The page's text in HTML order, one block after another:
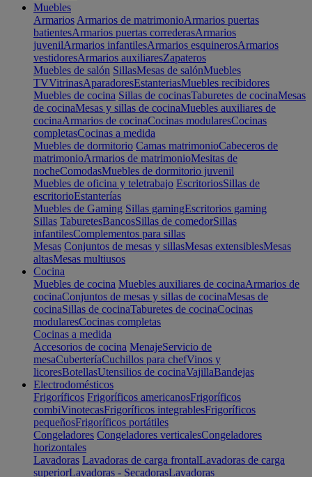
Muebles
Armarios Armarios de matrimonioArmarios puertas
batientesArmarios puertas correderasArmarios
juvenilArmarios infantilesArmarios esquinerosArmarios
vestidoresArmarios auxiliaresZapateros
Muebles de salón SillasMesas de salónMuebles
TVVitrinasAparadoresEstanteriasMuebles recibidores
Muebles de cocina Sillas de cocinasTaburetes de cocinaMesas
de cocinaMesas y sillas de cocinaMuebles auxiliares de
cocinaArmarios de cocinaCocinas modularesCocinas
completasCocinas a medida
Muebles de dormitorio Camas matrimonioCabeceros de
matrimonioArmarios de matrimonioMesitas de
nocheComodasMuebles de dormitorio juvenil
Muebles de oficina y teletrabajo EscritoriosSillas de
escritorioEstanterías
Muebles de Gaming Sillas gamingEscritorios gaming
Sillas TaburetesBancosSillas de comedorSillas
infantilesComplementos para sillas
Mesas Conjuntos de mesas y sillasMesas extensiblesMesas
altasMesas multiusos
Cocina
Muebles de cocina Muebles auxiliares de cocinaArmarios de
cocinaConjuntos de mesas y sillas de cocinaMesas de
cocinaSillas de cocinaTaburetes de cocinaCocinas
modularesCocinas completas
Cocinas a medida
Accesorios de cocina MenajeServicio de
mesaCuberteríaCuchillos para chefVinos y
licoresBotellasUtensilios de cocinaVajillaBandejas
Electrodomésticos
Frigoríficos Frigoríficos americanosFrigoríficos
combiVinotecasFrigoríficos integrablesFrigoríficos
pequeñosFrigoríficos portátiles
Congeladores Congeladores verticalesCongeladores
horizontales
Lavadoras Lavadoras de carga frontalLavadoras de carga
superiorLavadoras - SecadorasLavadoras